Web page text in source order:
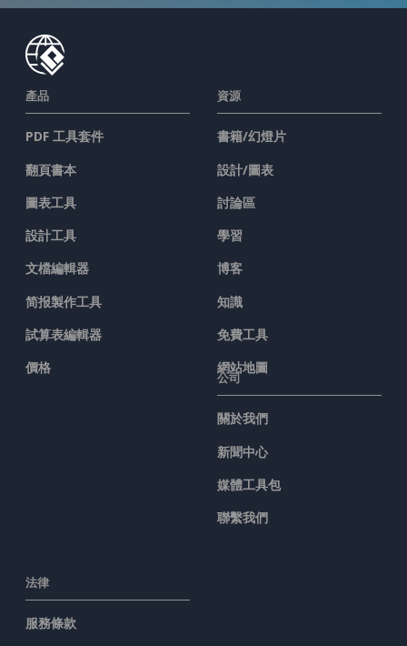
產品
PDF 工具套件
翻頁書本
圖表工具
設計工具
文檔編輯器
简报製作工具
試算表編輯器
價格
資源
書籍/幻燈片
設計/圖表
討論區
學習
博客
知識
免費工具
網站地圖
公司
關於我們
新聞中心
媒體工具包
聯繫我們
法律
服務條款